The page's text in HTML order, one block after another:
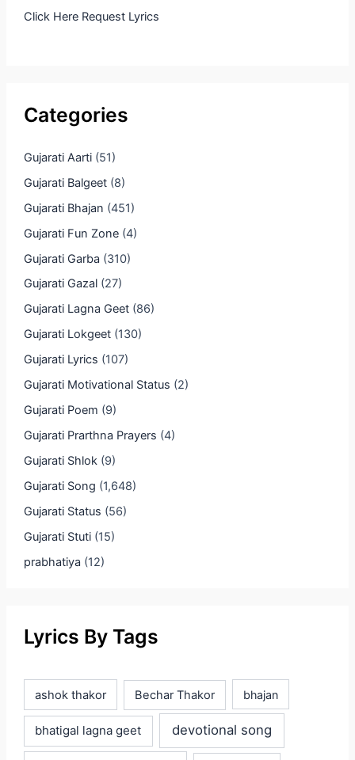
Click Here Request Lyrics
Categories
Gujarati Aarti(51)
Gujarati Balgeet(8)
Gujarati Bhajan (451)
Gujarati Fun Zone(4)
Gujarati Garba (310)
Gujarati Gazal(27)
Gujarati Lagna Geet(86)
Gujarati Lokgeet(130)
Gujarati Lyrics (107)
Gujarati Motivational Status (2)
Gujarati Poem (9)
Gujarati Prarthna Prayers (4)
Gujarati Shlok(9)
Gujarati Song (1,648)
Gujarati Status (56)
Gujarati Stuti(15)
prabhatiya (12)
Lyrics By Tags
ashok thakor Bechar Thakor bhajan
bhatigal lagna geet devotional song